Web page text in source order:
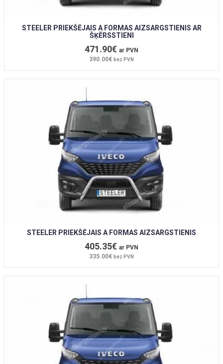
STEELER PRIEKŠĒJAIS A FORMAS AIZSARGSTIENIS AR
ŠĶĒRSSTIENI
471.90€ ar PVN
390.00€ bez PVN
STEELER PRIEKŠĒJAIS A FORMAS AIZSARGSTIENIS
405.35€ ar PVN
335.00€ bez PVN